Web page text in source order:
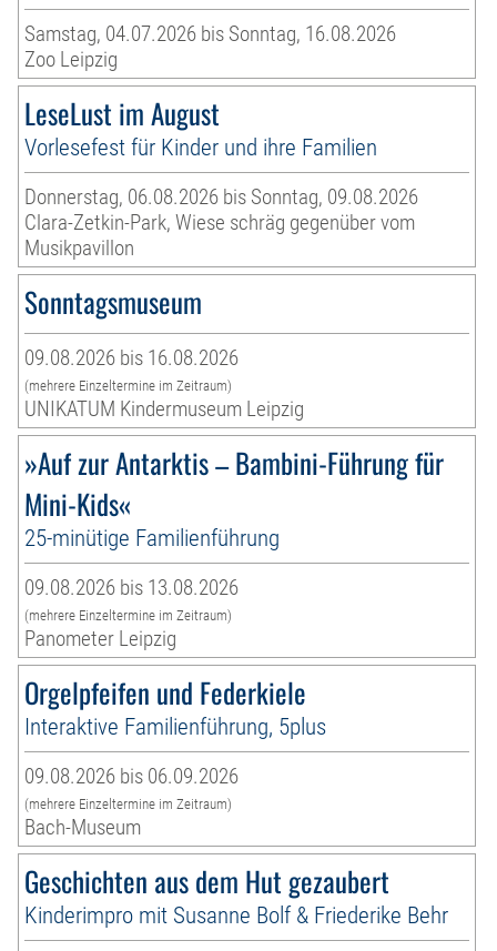
Samstag, 04.07.2026 bis Sonntag, 16.08.2026
Zoo Leipzig
LeseLust im August
Vorlesefest für Kinder und ihre Familien
Donnerstag, 06.08.2026 bis Sonntag, 09.08.2026
Clara-Zetkin-Park, Wiese schräg gegenüber vom
Musikpavillon
Sonntagsmuseum
09.08.2026 bis 16.08.2026
(mehrere Einzeltermine im Zeitraum)
UNIKATUM Kindermuseum Leipzig
»Auf zur Antarktis – Bambini-Führung für
Mini-Kids«
25-minütige Familienführung
09.08.2026 bis 13.08.2026
(mehrere Einzeltermine im Zeitraum)
Panometer Leipzig
Orgelpfeifen und Federkiele
Interaktive Familienführung, 5plus
09.08.2026 bis 06.09.2026
(mehrere Einzeltermine im Zeitraum)
Bach-Museum
Geschichten aus dem Hut gezaubert
Kinderimpro mit Susanne Bolf & Friederike Behr